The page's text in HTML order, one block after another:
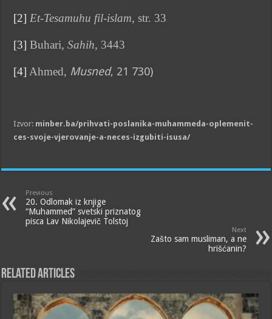
[2] Et-Tesamuhu fil-islam, str. 33
[3] Buhari,Sahih, 3443
[4] Ahmed, Musned, 21 730)
Izvor: minber.ba/prihvati-poslanika-muhammeda-oplemenit-
ces-svoje-vjerovanje-a-neces-izgubiti-isusa/
Previous
20. Odlomak iz knjige
“Muhammed” svetski priznatog
pisca Lav Nikolajevič Tolstoj
Next
Zašto sam musliman, a ne
hrišćanin?
Related Articles